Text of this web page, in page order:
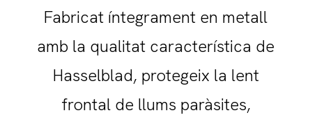
Fabricat íntegrament en metall
amb la qualitat característica de
Hasselblad, protegeix la lent
frontal de llums paràsites,